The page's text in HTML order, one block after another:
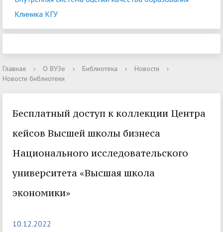
Клиника КГУ
Главная › О ВУЗе › Библиотека › Новости
›
Новости библиотеки
Бесплатный доступ к коллекции Центра
кейсов Высшей школы бизнеса
Национального исследовательского
университета «Высшая школа
экономики»
10.12.2022